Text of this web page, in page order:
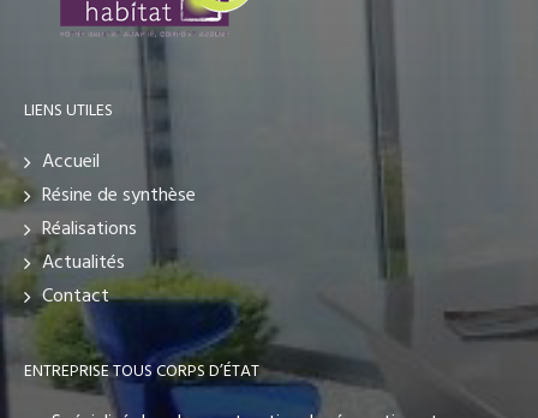
LIENS UTILES
Accueil
Résine de synthèse
Réalisations
Actualités
Contact
ENTREPRISE TOUS CORPS D’ÉTAT